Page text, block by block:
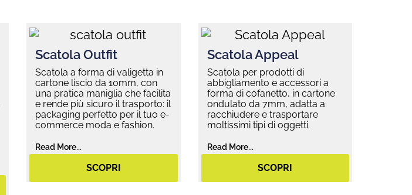
Scatola Outfit
Scatola a forma di valigetta in
cartone liscio da 10mm, con
una pratica maniglia che facilita
e rende più sicuro il trasporto: il
packaging perfetto per il tuo e-
commerce moda e fashion.
Read More...
SCOPRI
Scatola Appeal
Scatola per prodotti di
abbigliamento e accessori a
forma di cofanetto, in cartone
ondulato da 7mm, adatta a
racchiudere e trasportare
moltissimi tipi di oggetti.
Read More...
SCOPRI